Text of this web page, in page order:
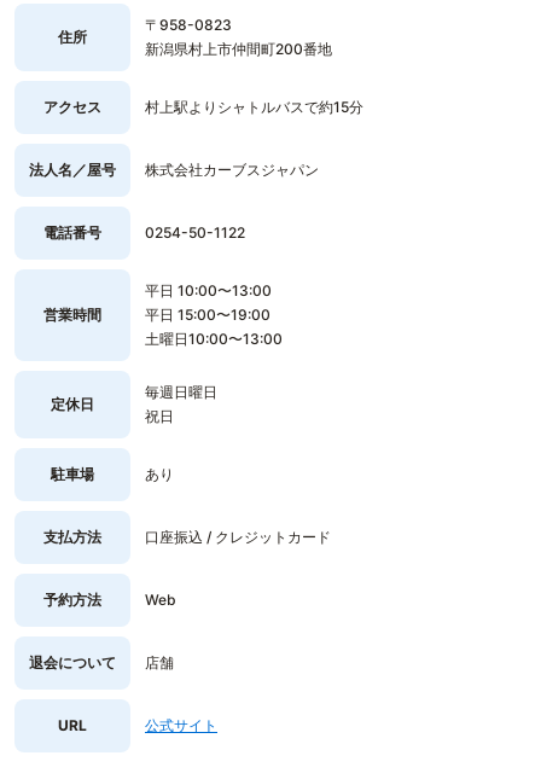
住所
〒958-0823
新潟県村上市仲間町200番地
アクセス 村上駅よりシャトルバスで約15分
法人名／屋号 株式会社カーブスジャパン
電話番号 0254-50-1122
営業時間
平日 10:00〜13:00
平日 15:00〜19:00
土曜日10:00〜13:00
定休日
毎週日曜日
祝日
駐車場 あり
支払方法 口座振込 / クレジットカード
予約方法 Web
退会について 店舗
URL 公式サイト